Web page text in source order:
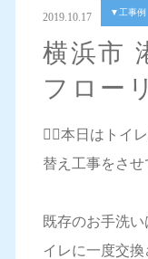
2019.10.17 ▼工事例
横浜市
フロー
💁‍♀️本日はトイ
替え工事をさ
既存のお手洗
イレに一度交